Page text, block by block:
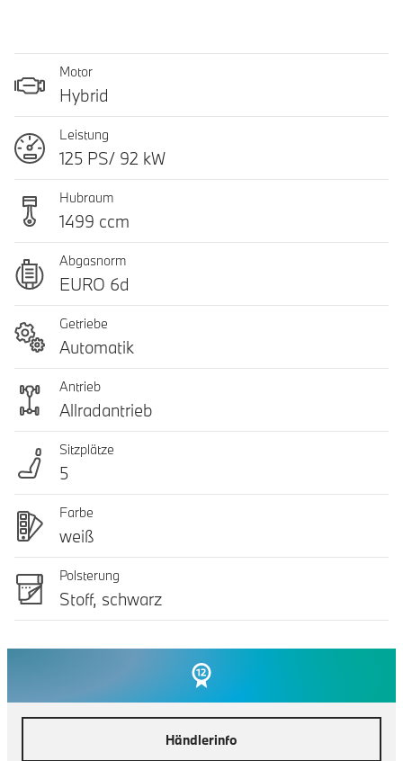
Motor
Hybrid
Leistung
125 PS/ 92 kW
Hubraum
1499 ccm
Abgasnorm
EURO 6d
Getriebe
Automatik
Antrieb
Allradantrieb
Sitzplätze
5
Farbe
weiß
Polsterung
Stoff, schwarz
Händlerinfo